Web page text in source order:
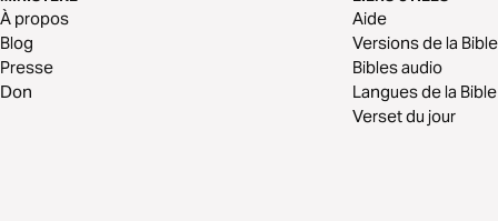
À propos
Blog
Presse
Don
Aide
Versions de la Bible
Bibles audio
Langues de la Bible
Verset du jour